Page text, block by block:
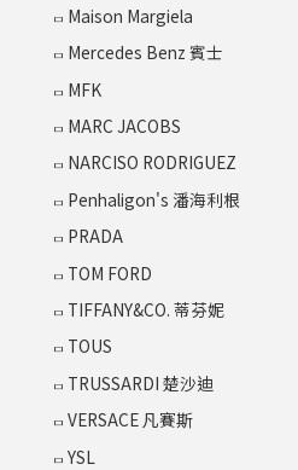
Maison Margiela
Mercedes Benz 賓士
MFK
MARC JACOBS
NARCISO RODRIGUEZ
Penhaligon's 潘海利根
PRADA
TOM FORD
TIFFANY&CO. 蒂芬妮
TOUS
TRUSSARDI 楚沙迪
VERSACE 凡賽斯
YSL